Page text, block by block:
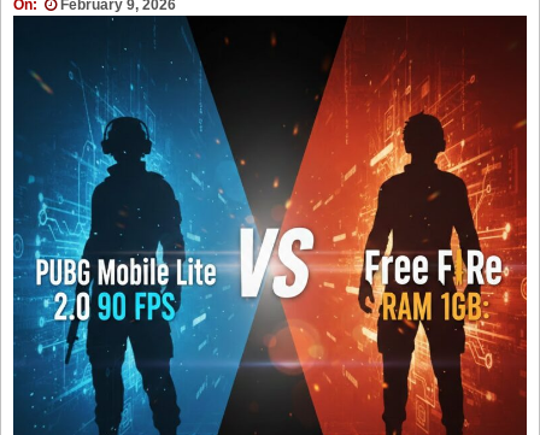
On: February 9, 2026